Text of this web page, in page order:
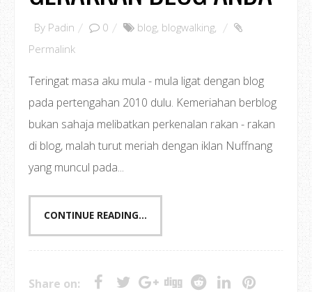
By Padin 0 blog, blogwalking,
Permalink
Teringat masa aku mula - mula ligat dengan blog
pada pertengahan 2010 dulu. Kemeriahan berblog
bukan sahaja melibatkan perkenalan rakan - rakan
di blog, malah turut meriah dengan iklan Nuffnang
yang muncul pada...
CONTINUE READING...
Share on: